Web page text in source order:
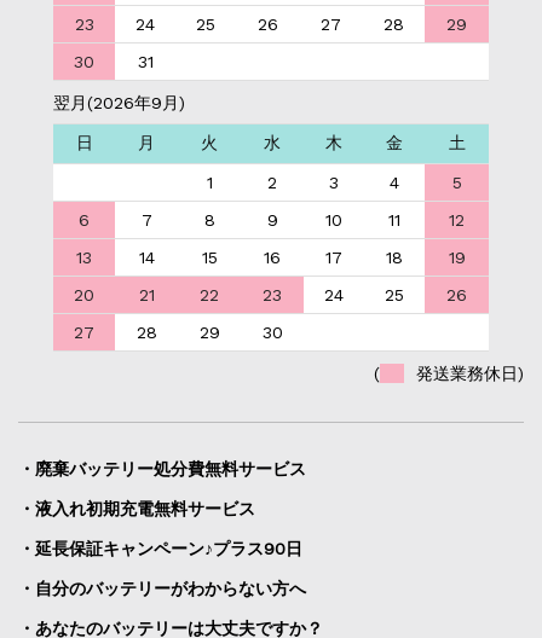
23
24 25 26 27 28
29
30
31
翌月(2026年9月)
日 月 火 水 木 金 土
1 2 3 4
5
6
7 8 9 10 11
12
13
14 15 16 17 18
19
20
21 22 23 24 25
26
27
28 29 30
( 発送業務休日)
・廃棄バッテリー処分費無料サービス
・液入れ初期充電無料サービス
・延長保証キャンペーン♪プラス90日
・自分のバッテリーがわからない方へ
・あなたのバッテリーは大丈夫ですか？